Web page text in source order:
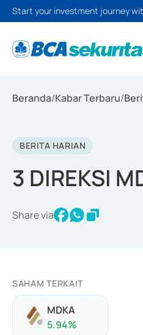
Start your investment journey
Beranda/Kabar Terbaru/
BERITA HARIAN
3 DIREKSI
Share via
SAHAM TERKAIT
MDKA
5.94%